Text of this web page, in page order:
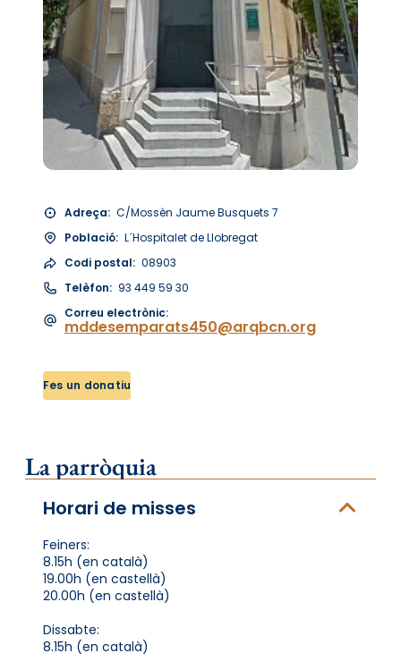
Adreça: C/Mossèn Jaume Busquets 7
Població: L´Hospitalet de Llobregat
Codi postal: 08903
Telèfon: 93 449 59 30
Correu electrònic:
mddesemparats450@arqbcn.org
Fes un donatiu
La parròquia
Horari de misses
Feiners:
8.15h (en català)
19.00h (en castellà)
20.00h (en castellà)
Dissabte:
8.15h (en català)